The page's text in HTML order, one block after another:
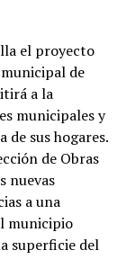
el proyecto
de
a la
municipales y
de sus hogares.
de Obras
nuevas
a una
municipio
superficie del